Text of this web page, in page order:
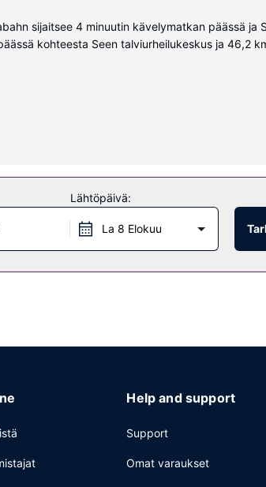
sijaitsee 4 minuutin kävelymatkan päässä
kohteesta Seen talviurheilukeskus ja 46,2
Mukavuuksiin kuuluu kaapelikanavat
ilmainen langaton internetyhteys, concierge-
myös hyödyntää huonepalvelun (rajoitettuina
Lähtöpäivä:
La 8 Elokuu
Help and support
Support
Omat varaukset